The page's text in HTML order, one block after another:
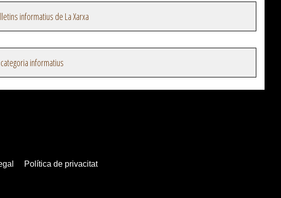
informatius de La Xarxa
informatius
Política de privacitat